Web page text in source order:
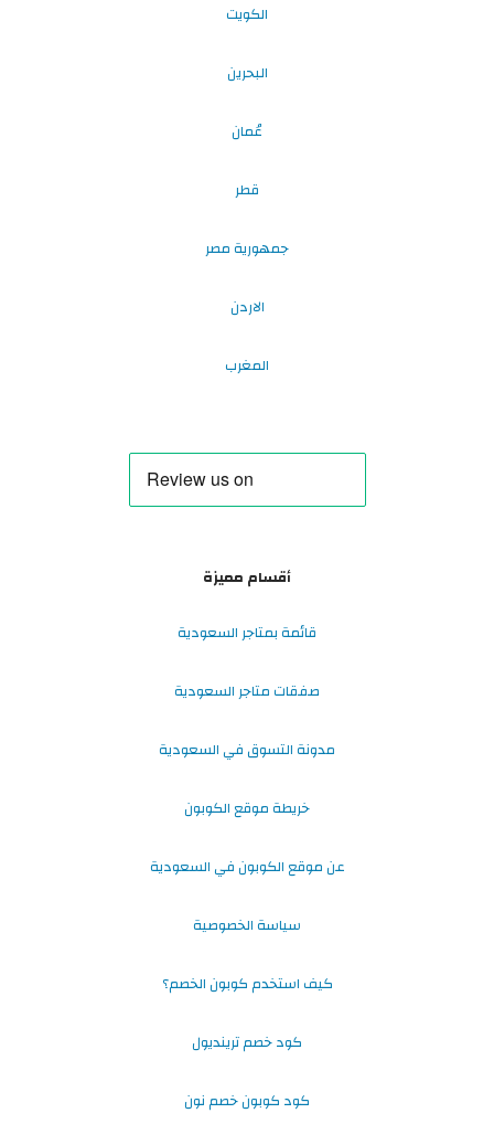
الكويت
البحرين
عُمان
قطر
جمهورية مصر
الاردن
المغرب
أقسام مميزة
قائمة بمتاجر السعودية
صفقات متاجر السعودية
مدونة التسوق في السعودية
خريطة موقع الكوبون
عن موقع الكوبون في السعودية
سياسة الخصوصية
كيف استخدم كوبون الخصم؟
كود خصم ترينديول
كود كوبون خصم نون